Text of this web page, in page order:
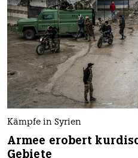
Kämpfe in Syrien
Armee erobert
Gebiete